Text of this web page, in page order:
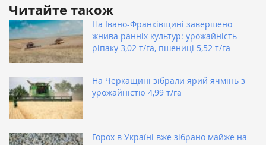
Читайте також
На Івано-Франківщині завершено
жнива ранніх культур: урожайність
ріпаку 3,02 т/га, пшениці 5,52 т/га
На Черкащині зібрали ярий ячмінь з
урожайністю 4,99 т/га
Горох в Україні вже зібрано майже на